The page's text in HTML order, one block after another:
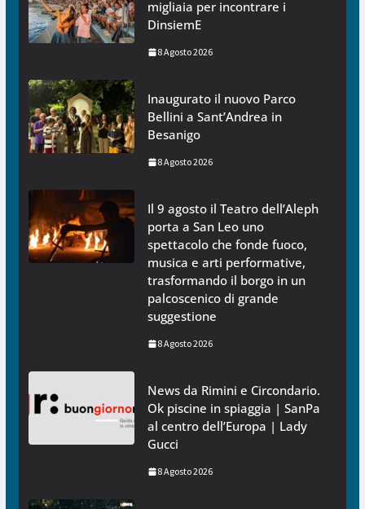
migliaia per incontrare i
DinsiemE
8 Agosto 2026
Inaugurato il nuovo Parco
Bellini a Sant’Andrea in
Besanigo
8 Agosto 2026
Il 9 agosto il Teatro dell’Aleph
porta a San Leo uno
spettacolo che fonde fuoco,
musica e arti performative,
trasformando il borgo in un
palcoscenico di grande
suggestione
8 Agosto 2026
News da Rimini e Circondario.
Ok piscine in spiaggia | SanPa
al centro dell’Europa | Lady
Gucci
8 Agosto 2026